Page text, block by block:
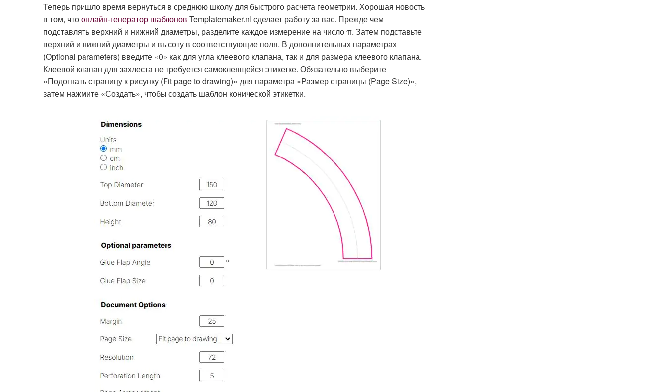
Теперь пришло время вернуться в среднюю школу для быстрого расчета геометрии. Хорошая новость
в том, чтоонлайн-генератор шаблонов Templatemaker.nl сделает работу за вас. Прежде чем
подставлять верхний и нижний диаметры, разделите каждое измерение на число π. Затем подставьте
верхний и нижний диаметры и высоту в соответствующие поля. В дополнительных параметрах
(Optional parameters) введите «0» как для угла клеевого клапана, так и для размера клеевого клапана.
Клеевой клапан для захлеста не требуется самоклеящейся этикетке. Обязательно выберите
«Подогнать страницу к рисунку (Fit page to drawing)» для параметра «Размер страницы (Page Size)»,
затем нажмите «Создать», чтобы создать шаблон конической этикетки.